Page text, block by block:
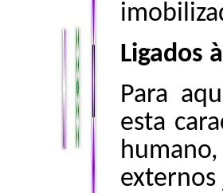
Ligados
Para
esta
externos